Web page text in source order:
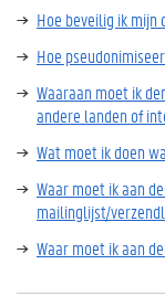
Hoe beveilig ik mijn
Hoe
Waaraan moet ik
andere landen of
Wat moet ik doen
Waar moet ik aan
mailinglijst/
Waar moet ik aan